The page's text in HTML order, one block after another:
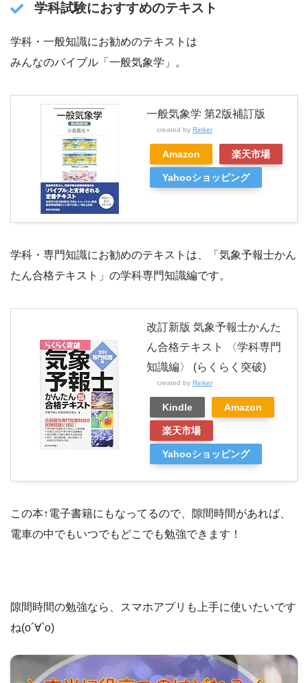
学科試験におすすめのテキスト
学科・一般知識にお勧めのテキストは
みんなのバイブル「一般気象学」。
一般気象学 第2版補訂版
created by Rinker
Amazon 楽天市場
Yahooショッピング
学科・専門知識にお勧めのテキストは、「気象予報士かん
たん合格テキスト」の学科専門知識編です。
改訂新版 気象予報士かんた
ん合格テキスト 〈学科専門
知識編〉 (らくらく突破)
created by Rinker
Kindle Amazon
楽天市場
Yahooショッピング
この本↑電子書籍にもなってるので、隙間時間があれば、
電車の中でもいつでもどこでも勉強できます！
隙間時間の勉強なら、スマホアプリも上手に使いたいです
ね(о´∀`о)